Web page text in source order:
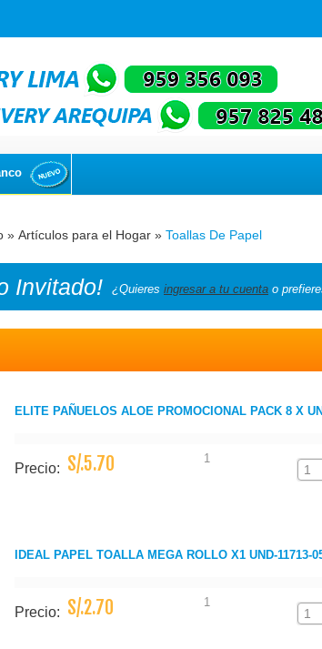
» Artículos para el Hogar » Toallas De Papel
Invitado! ¿Quieres ingresar a tu cuenta o
ELITE PAÑUELOS ALOE PROMOCIONAL PACK 8 X
Precio: S/.5.70 1
IDEAL PAPEL TOALLA MEGA ROLLO X1 UND-11713-
Precio: S/.2.70 1